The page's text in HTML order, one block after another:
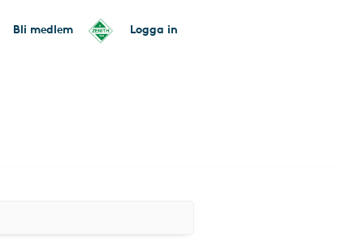
Bli medlem Logga in